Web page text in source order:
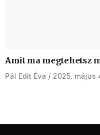
Amit ma megtehetsz
Pál Edit Éva 2025. május